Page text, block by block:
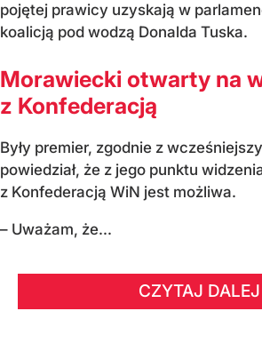
pojętej prawicy uzyskają w
koalicją pod wodzą Donalda Tuska.
Morawiecki otwarty na
z Konfederacją
Były premier, zgodnie z
powiedział, że z jego punktu
z Konfederacją WiN jest możliwa.
– Uważam, że...
CZYTAJ DALEJ